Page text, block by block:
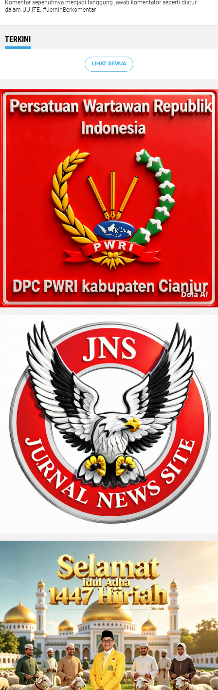
Komentar sepenuhnya menjadi tanggung jawab komentator seperti diatur
dalam UU ITE. #JernihBerkomentar
TERKINI
LIHAT SEMUA